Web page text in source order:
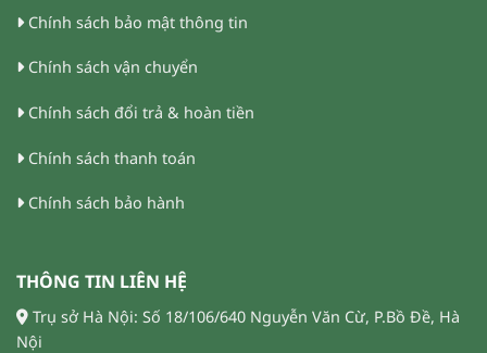
Chính sách bảo mật thông tin
Chính sách vận chuyển
Chính sách đổi trả & hoàn tiền
Chính sách thanh toán
Chính sách bảo hành
THÔNG TIN LIÊN HỆ
Trụ sở Hà Nội: Số 18/106/640 Nguyễn Văn Cừ, P.Bồ Đề, Hà
Nội